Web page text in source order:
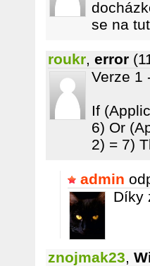
se na
roukr, error
Verze 1
If
6) Or
2) = 7)
admin
Díky
znojmak23,